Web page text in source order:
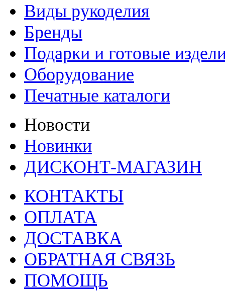
Виды рукоделия
Бренды
Подарки и готовые
Оборудование
Печатные каталоги
Новости
Новинки
ДИСКОНТ-МАГАЗИН
КОНТАКТЫ
ОПЛАТА
ДОСТАВКА
ОБРАТНАЯ СВЯЗЬ
ПОМОЩЬ